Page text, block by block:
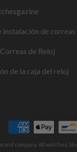
instalación de
de Reloj
de la caja del reloj
company. All watches,